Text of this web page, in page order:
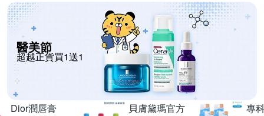
醫美節
超越正貨買1送1
Dior潤唇膏
貝膚黛瑪官方
專